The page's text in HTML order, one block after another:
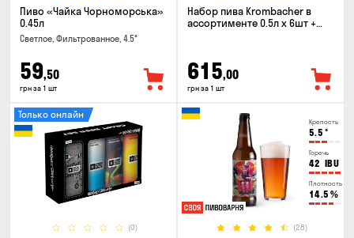
Пиво «Чайка Чорноморська»
0.45л
Светлое, Фильтрованное, 4.5°
59,50
грн за 1 шт
Набор пива Krombacher в
ассортименте 0.5л х 6шт +
615,00
грн за 1 шт
(0)
Только онлайн
Крепость
5.5 °
Горечь
42 IBU
Плотность
14.5 %
(28)